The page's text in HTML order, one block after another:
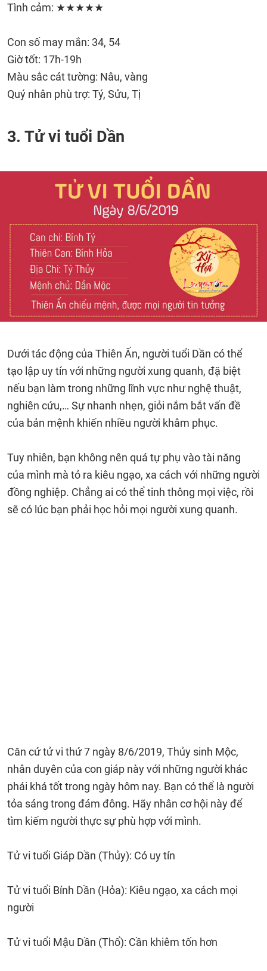
Tình cảm: ★★★★★
Con số may mắn: 34, 54
Giờ tốt: 17h-19h
Màu sắc cát tường: Nâu, vàng
Quý nhân phù trợ: Tý, Sửu, Tị
3. Tử vi tuổi Dần
Dưới tác động của Thiên Ấn, người tuổi Dần có thể
tạo lập uy tín với những người xung quanh, đặ biệt
nếu bạn làm trong những lĩnh vực như nghệ thuật,
nghiên cứu,… Sự nhanh nhẹn, giỏi nắm bắt vấn đề
của bản mệnh khiến nhiều người khâm phục.
Tuy nhiên, bạn không nên quá tự phụ vào tài năng
của mình mà tỏ ra kiêu ngạo, xa cách với những người
đồng nghiệp. Chẳng ai có thể tinh thông mọi việc, rồi
sẽ có lúc bạn phải học hỏi mọi người xung quanh.
Căn cứ tử vi thứ 7 ngày 8/6/2019, Thủy sinh Mộc,
nhân duyên của con giáp này với những người khác
phái khá tốt trong ngày hôm nay. Bạn có thể là người
tỏa sáng trong đám đông. Hãy nhân cơ hội này để
tìm kiếm người thực sự phù hợp với mình.
Tử vi tuổi Giáp Dần (Thủy): Có uy tín
Tử vi tuổi Bính Dần (Hỏa): Kiêu ngạo, xa cách mọi
người
Tử vi tuổi Mậu Dần (Thổ): Cần khiêm tốn hơn